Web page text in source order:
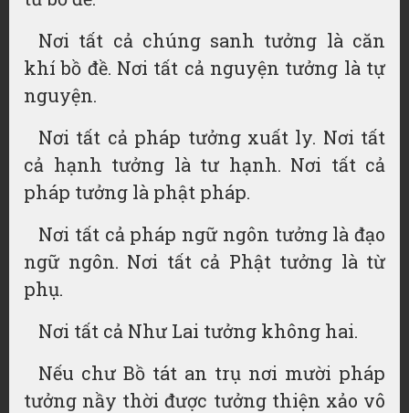
Nơi tất cả chúng sanh tưởng là căn
khí bồ đề. Nơi tất cả nguyện tưởng là tự
nguyện.
Nơi tất cả pháp tưởng xuất ly. Nơi tất
cả hạnh tưởng là tư hạnh. Nơi tất cả
pháp tưởng là phật pháp.
Nơi tất cả pháp ngữ ngôn tưởng là đạo
ngữ ngôn. Nơi tất cả Phật tưởng là từ
phụ.
Nơi tất cả Như Lai tưởng không hai.
Nếu chư Bồ tát an trụ nơi mười pháp
tưởng nầy thời được tưởng thiện xảo vô